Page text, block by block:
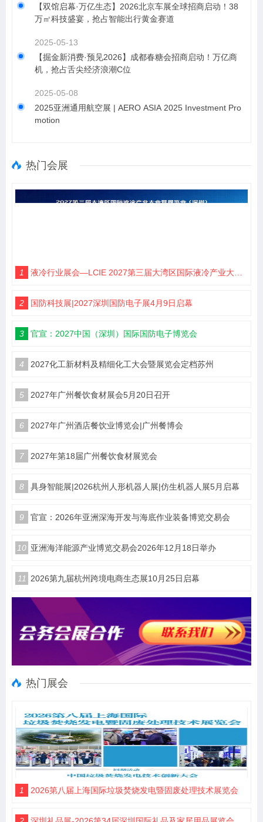
【双馆启幕·万亿生态】2026北京车展全球招商启动！38
万㎡科技盛宴，抢占智能出行黄金赛道
2025-05-13
【掘金新消费·预见2026】成都春糖会招商启动！万亿商
机，抢占舌尖经济浪潮C位
2025-05-08
2025亚洲通用航空展 | AERO ASIA 2025 Investment Pro
motion
热门会展
1 液冷行业展会—LCIE 2027第三届大湾区国际液冷产业大会暨展览会（深圳）
2 国防科技展|2027深圳国防电子展4月9日启幕
3 官宣：2027中国（深圳）国际国防电子博览会
4 2027化工新材料及精细化工大会暨展览会定档苏州
5 2027年广州餐饮食材展会5月20日召开
6 2027年广州酒店餐饮业博览会|广州餐博会
7 2027年第18届广州餐饮食材展览会
8 具身智能展|2026杭州人形机器人展|仿生机器人展5月启幕
9 官宣：2026年亚洲深海开发与海底作业装备博览交易会
10 亚洲海洋能源产业博览交易会2026年12月18日举办
11 2026第九届杭州跨境电商生态展10月25日启幕
热门展会
1 2026第八届上海国际垃圾焚烧发电暨固废处理技术展览会